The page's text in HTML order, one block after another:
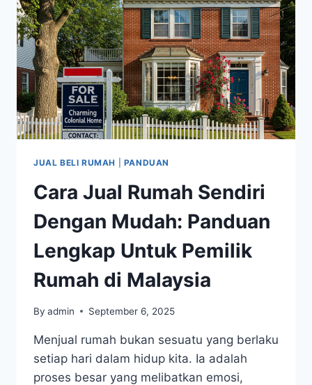
JUAL BELI RUMAH PANDUAN
Cara Jual Rumah Sendiri
Dengan Mudah: Panduan
Lengkap Untuk Pemilik
Rumah di Malaysia
By admin September 6, 2025
Menjual rumah bukan sesuatu yang berlaku
setiap hari dalam hidup kita. Ia adalah
proses besar yang melibatkan emosi,